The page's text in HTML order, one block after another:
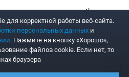
издания «www.sportbox.ru»:
сетевого издания
8419
СМИ сетевого издания
корректной работы веб-сайта.
персональных данных и
. Нажмите на кнопку «Хорошо»,
файлов cookie. Если нет, то
браузера